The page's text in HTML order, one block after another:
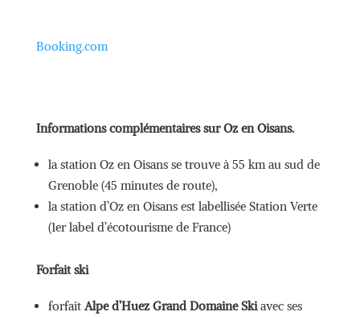
Booking.com
Informations complémentaires sur Oz en Oisans.
la station Oz en Oisans se trouve à 55 km au sud de
Grenoble (45 minutes de route),
la station d’Oz en Oisans est labellisée Station Verte
(1er label d’écotourisme de France)
Forfait ski
forfait Alpe d’Huez Grand Domaine Skiavec ses